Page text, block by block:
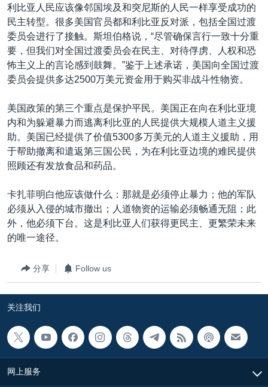
台海两岸关系
南中国海争端
关注西藏
关注新疆
其他语言网站
利比亚人民应该像邻国埃及和突尼斯的人民一样享受成功的
民主转型。很多美国官员都和利比亚反对派，包括全国过渡
委员会进行了接触。斯坦伯格说，“尽管确保言行一致十分重
要，但我们对全国过渡委员会在民主、对待俘虏、人权和恐
怖主义上的言论感到鼓舞。”鉴于上述承诺，美国向全国过渡
委员会提供多达2500万美元资金用于购买非战斗性物资。
美国政策的第三个重点是保护平民。美国正在向在利比亚境
内和为躲避暴力而逃离利比亚的人民提供大规模人道主义援
助。美国已经提供了价值5300多万美元的人道主义援助，用
于帮助撤离和遣返第三国公民，为在利比亚边境的难民提供
照顾还有发放食品和药品。
卡扎菲明白他应该做什么：那就是必须停止暴力；他的军队
必须从入侵的城市撤出；人道物资的运输必须畅通无阻；此
外，他必须下台。这是利比亚人们获得更民主、更繁荣未来
的唯一途径。
分享 Follow us
关注我们
网上服务